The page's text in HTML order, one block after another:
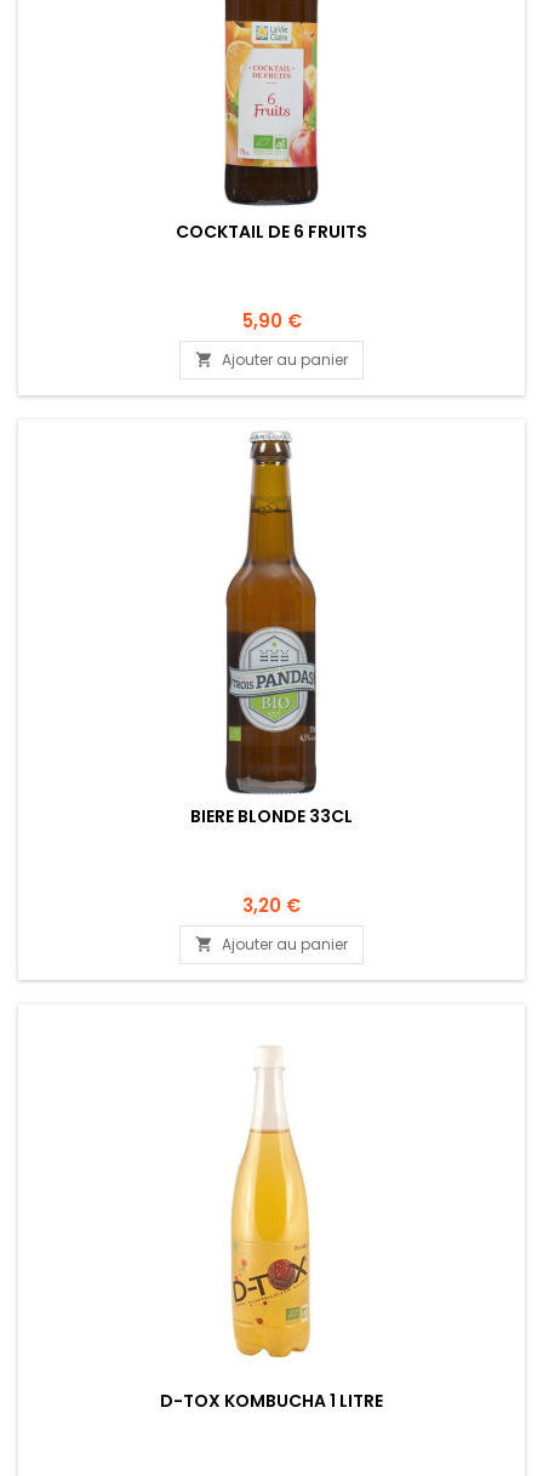
COCKTAIL DE 6 FRUITS
5,90 €
 Ajouter au panier
BIERE BLONDE 33CL
3,20 €
 Ajouter au panier
D-TOX KOMBUCHA 1 LITRE